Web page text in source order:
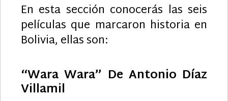
En esta sección conocerás las seis
películas que marcaron historia en
Bolivia, ellas son:
“Wara Wara” De Antonio Díaz
Villamil